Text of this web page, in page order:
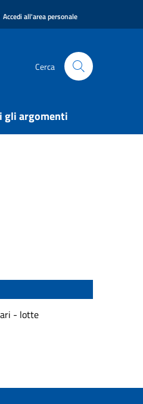
Accedi all'area personale
Cerca
gli argomenti
- lotte